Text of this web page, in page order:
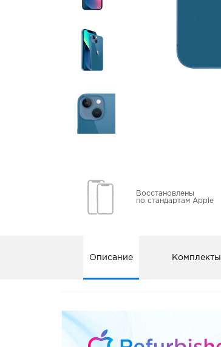
Восстановлены
по стандартам Apple
Описание Комплекты